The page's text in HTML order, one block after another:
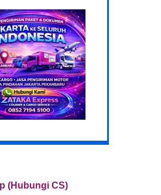
(Hubungi CS)